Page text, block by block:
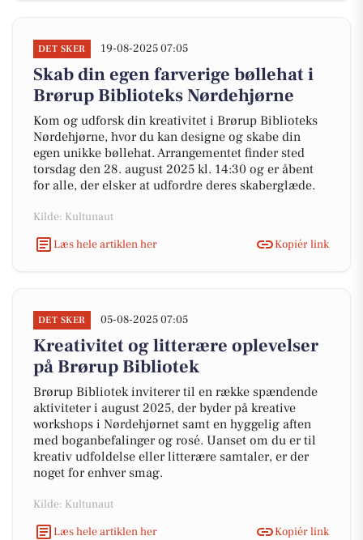
DET SKER 19-08-2025 07:05
Skab din egen farverige bøllehat i
Brørup Biblioteks Nørdehjørne
Kom og udforsk din kreativitet i Brørup Biblioteks
Nørdehjørne, hvor du kan designe og skabe din
egen unikke bøllehat. Arrangementet finder sted
torsdag den 28. august 2025 kl. 14:30 og er åbent
for alle, der elsker at udfordre deres skaberglæde.
Kilde: Kultunaut
Læs hele artiklen her
Kopiér link
DET SKER 05-08-2025 07:05
Kreativitet og litterære oplevelser
på Brørup Bibliotek
Brørup Bibliotek inviterer til en række spændende
aktiviteter i august 2025, der byder på kreative
workshops i Nørdehjørnet samt en hyggelig aften
med boganbefalinger og rosé. Uanset om du er til
kreativ udfoldelse eller litterære samtaler, er der
noget for enhver smag.
Kilde: Kultunaut
Læs hele artiklen her
Kopiér link